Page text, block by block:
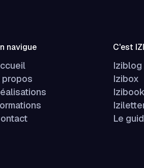
navigue
propos
C'est IZI
Iziblog
Izibox
Izibook
Le